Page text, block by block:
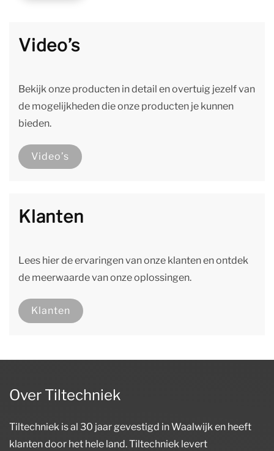
Video’s
Bekijk onze producten in detail en overtuig jezelf van
de mogelijkheden die onze producten je kunnen
bieden.
Video’s
Klanten
Lees hier de ervaringen van onze klanten en ontdek
de meerwaarde van onze oplossingen.
Klanten
Over Tiltechniek
Tiltechniek is al 30 jaar gevestigd in Waalwijk en heeft
klanten door het hele land. Tiltechniek levert